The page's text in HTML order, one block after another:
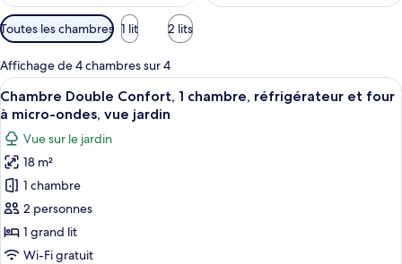
l
Filtres
disponibles
pour
les
chambres
Toutes les chambres 1 lit 2 lits
Affichage de 4 chambres sur 4
Afficher
toutes
les
photos
pour
ce
type
de
chambre :
Une chambre d’hôtel comprenant
7
Chambre Double Confort, 1 chambre, réfrigérateur et four
à micro-ondes, vue jardin
Vue sur le jardin
18 m²
1 chambre
2 personnes
1 grand lit
Wi-Fi gratuit